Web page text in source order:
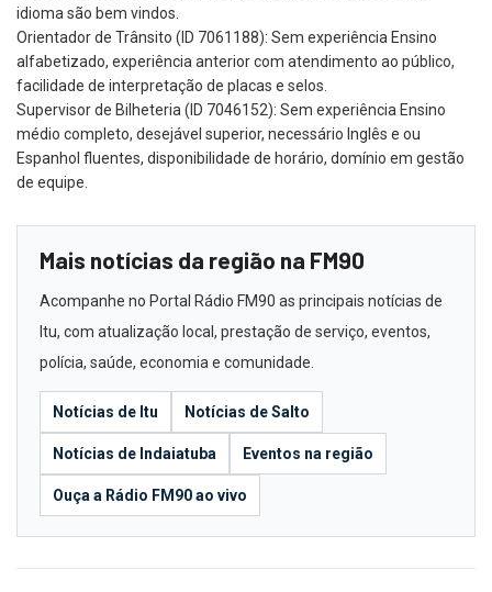
idioma são bem vindos.
Orientador de Trânsito (ID 7061188): Sem experiência Ensino
alfabetizado, experiência anterior com atendimento ao público,
facilidade de interpretação de placas e selos.
Supervisor de Bilheteria (ID 7046152): Sem experiência Ensino
médio completo, desejável superior, necessário Inglês e ou
Espanhol fluentes, disponibilidade de horário, domínio em gestão
de equipe.
Mais notícias da região na FM90
Acompanhe no Portal Rádio FM90 as principais notícias de
Itu, com atualização local, prestação de serviço, eventos,
polícia, saúde, economia e comunidade.
Notícias de Itu Notícias de Salto
Notícias de Indaiatuba Eventos na região
Ouça a Rádio FM90 ao vivo